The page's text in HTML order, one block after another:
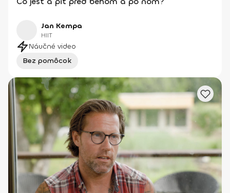
Jan Kempa
HIIT
Náučné video
Bez pomôcok